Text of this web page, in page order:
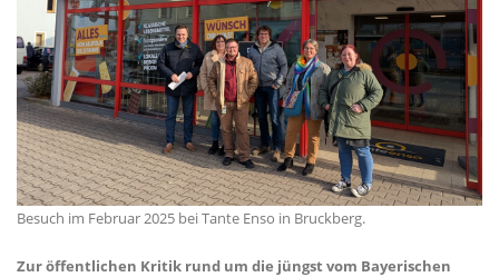
Besuch im Februar 2025 bei Tante Enso in Bruckberg.
Zur öffentlichen Kritik rund um die jüngst vom Bayerischen